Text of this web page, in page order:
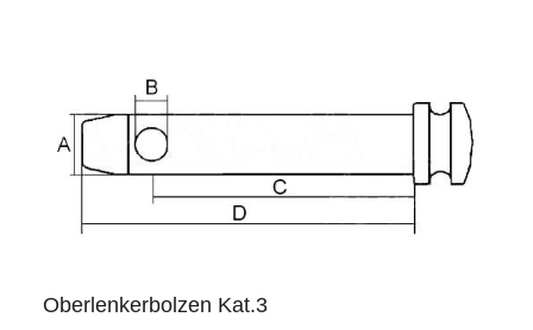
Oberlenkerbolzen Kat.3